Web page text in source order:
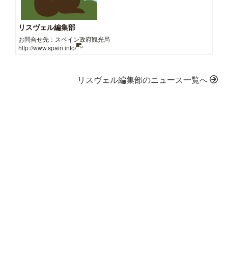
リスヴェル編集部
お問合せ先：スペイン政府観光局
http://www.spain.info/
リスヴェル編集部のニュース一覧へ